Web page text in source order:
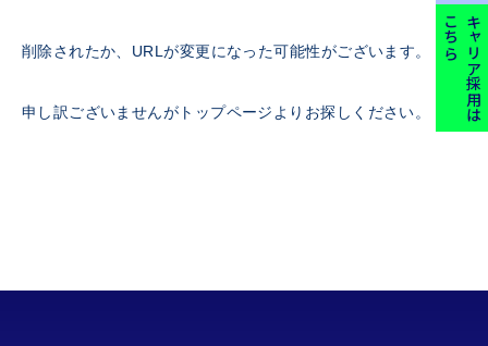
キャリア採用は
こちら
削除されたか、URLが変更になった可能性がございます。
申し訳ございませんがトップページよりお探しください。